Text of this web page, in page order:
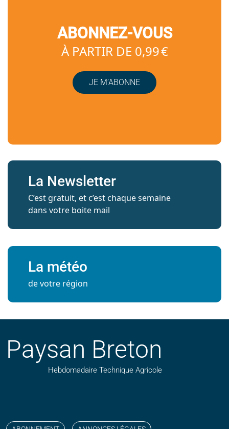
ABONNEZ-VOUS
À PARTIR DE 0,99 €
JE M’ABONNE
La Newsletter
C’est gratuit, et c’est chaque semaine
dans votre boite mail
La météo
de votre région
Paysan Breton
Hebdomadaire Technique Agricole